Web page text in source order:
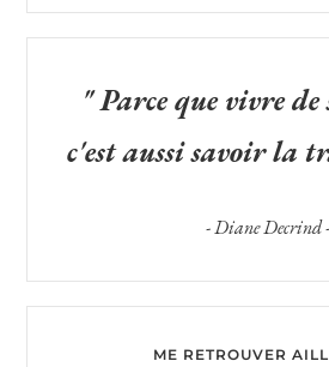
" Parce que vivre de
c'est aussi savoir la
- Diane Decrind -
ME RETROUVER